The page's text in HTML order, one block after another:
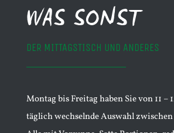
WAS SONST
DER MITTAGSTISCH UND ANDERES
Montag bis Freitag haben Sie von 11 –
täglich wechselnde Auswahl